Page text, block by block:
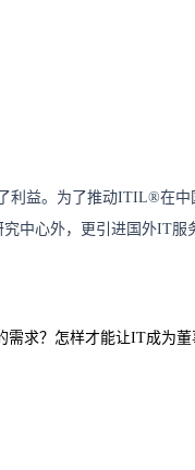
益。为了推动ITIL®在
中心外，更引进国外IT
？怎样才能让IT成为董